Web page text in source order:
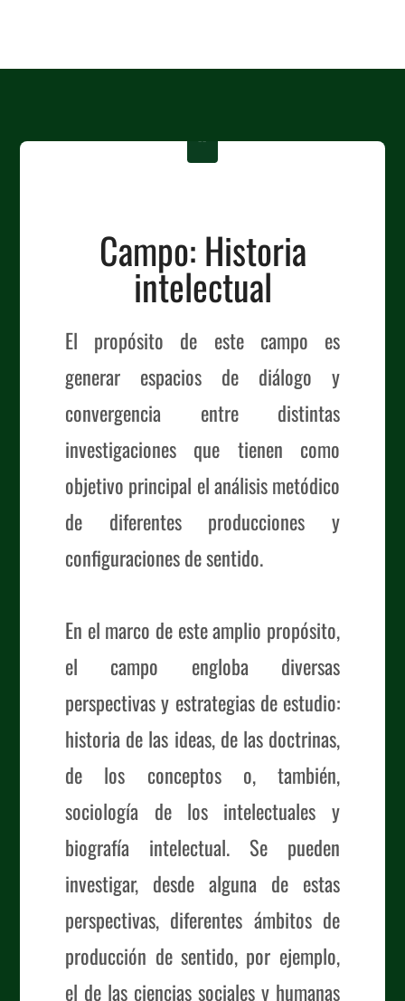
“
Campo: Historia
intelectual
El propósito de este campo es
generar espacios de diálogo y
convergencia entre distintas
investigaciones que tienen como
objetivo principal el análisis metódico
de diferentes producciones y
configuraciones de sentido.
En el marco de este amplio propósito,
el campo engloba diversas
perspectivas y estrategias de estudio:
historia de las ideas, de las doctrinas,
de los conceptos o, también,
sociología de los intelectuales y
biografía intelectual. Se pueden
investigar, desde alguna de estas
perspectivas, diferentes ámbitos de
producción de sentido, por ejemplo,
el de las ciencias sociales y humanas